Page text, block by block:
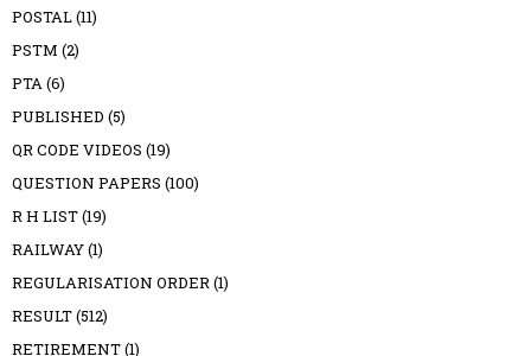
POSTAL(11)
PSTM (2)
PTA(6)
PUBLISHED (5)
QR CODE VIDEOS (19)
QUESTION PAPERS (100)
R H LIST(19)
RAILWAY(1)
REGULARISATION ORDER(1)
RESULT(512)
RETIREMENT(1)